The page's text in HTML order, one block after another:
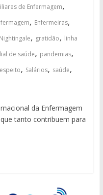
de Enfermagem,
, Enfermeiras,
, gratidão, linha
de saúde, pandemias,
, Salários, saúde,
da Enfermagem
tanto contribuem para